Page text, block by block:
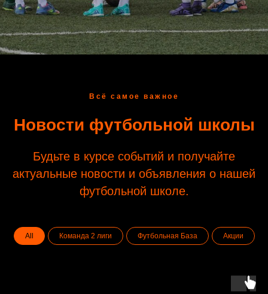
Всё самое важное
Новости футбольной школы
Будьте в курсе событий и получайте
актуальные новости и объявления о нашей
футбольной школе.
All Команда 2 лиги Футбольная База Акции